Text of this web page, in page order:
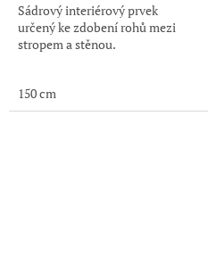
Sádrový interiérový prvek
určený ke zdobení rohů mezi
stropem a stěnou.
150 cm